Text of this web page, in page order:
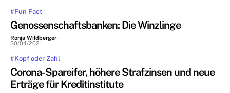
#Fun Fact
Genossenschaftsbanken: Die Winzlinge
Ronja Wildberger -
30/04/2021
#Kopf oder Zahl
Corona-Spareifer, höhere Strafzinsen und neue
Erträge für Kreditinstitute